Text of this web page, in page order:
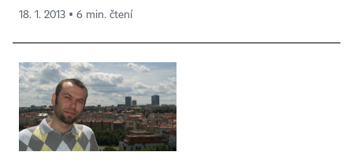
18. 1. 2013 ▪ 6 min. čtení